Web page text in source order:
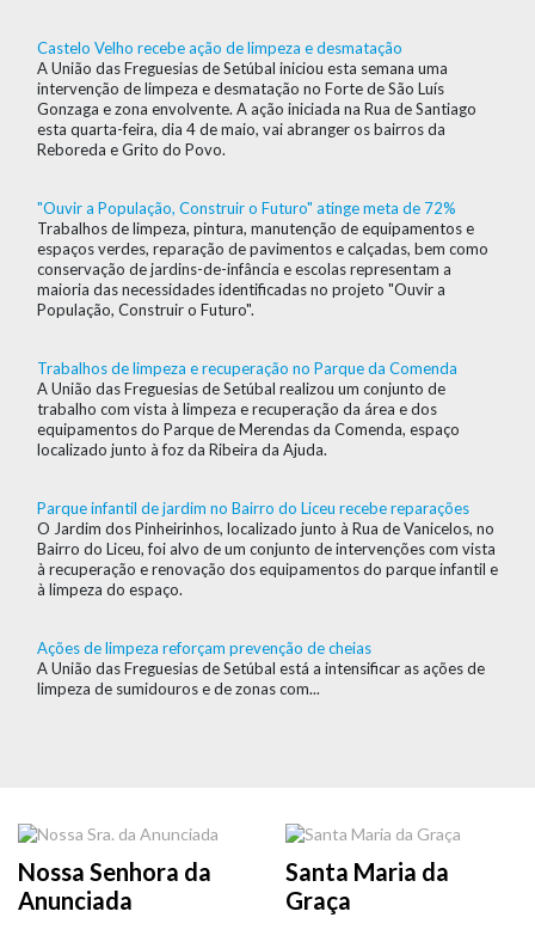
Castelo Velho recebe ação de limpeza e desmatação
A União das Freguesias de Setúbal iniciou esta semana uma
intervenção de limpeza e desmatação no Forte de São Luís
Gonzaga e zona envolvente. A ação iniciada na Rua de Santiago
esta quarta-feira, dia 4 de maio, vai abranger os bairros da
Reboreda e Grito do Povo.
"Ouvir a População, Construir o Futuro" atinge meta de 72%
Trabalhos de limpeza, pintura, manutenção de equipamentos e
espaços verdes, reparação de pavimentos e calçadas, bem como
conservação de jardins-de-infância e escolas representam a
maioria das necessidades identificadas no projeto "Ouvir a
População, Construir o Futuro".
Trabalhos de limpeza e recuperação no Parque da Comenda
A União das Freguesias de Setúbal realizou um conjunto de
trabalho com vista à limpeza e recuperação da área e dos
equipamentos do Parque de Merendas da Comenda, espaço
localizado junto à foz da Ribeira da Ajuda.
Parque infantil de jardim no Bairro do Liceu recebe reparações
O Jardim dos Pinheirinhos, localizado junto à Rua de Vanicelos, no
Bairro do Liceu, foi alvo de um conjunto de intervenções com vista
à recuperação e renovação dos equipamentos do parque infantil e
à limpeza do espaço.
Ações de limpeza reforçam prevenção de cheias
A União das Freguesias de Setúbal está a intensificar as ações de
limpeza de sumidouros e de zonas com...
Nossa Senhora da
Anunciada
Santa Maria da
Graça